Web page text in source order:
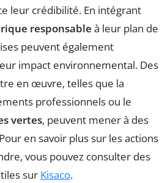
leur crédibilité. En intégrant
responsable à leur plan de
peuvent également
impact environnemental. Des
en œuvre, telles que la
professionnels ou le
vertes, peuvent mener à des
en savoir plus sur les actions
vous pouvez consulter des
sur Kisaco.